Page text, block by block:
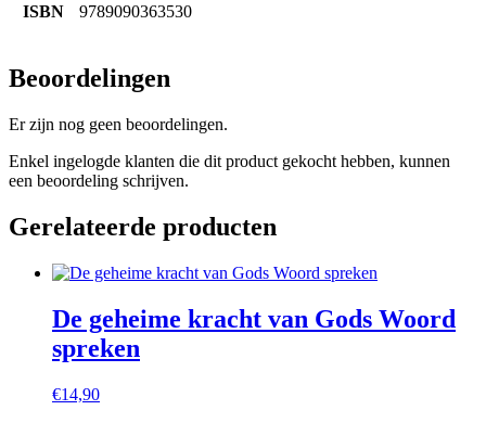
ISBN 9789090363530
Beoordelingen
Er zijn nog geen beoordelingen.
Enkel ingelogde klanten die dit product gekocht hebben, kunnen
een beoordeling schrijven.
Gerelateerde producten
De geheime kracht van Gods Woord
spreken
€14,90